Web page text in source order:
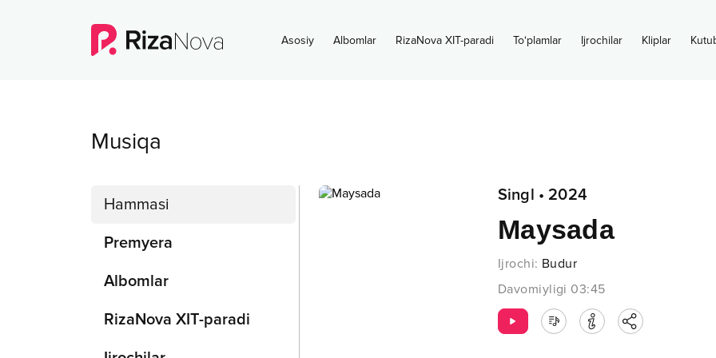
Asosiy Albomlar RizaNova XIT-paradi To‘plamlar Ijrochilar Kliplar
Musiqa
Hammasi
Premyera
Albomlar
RizaNova XIT-paradi
Singl • 2024
Maysada
Ijrochi: Budur
Davomiyligi 03:45